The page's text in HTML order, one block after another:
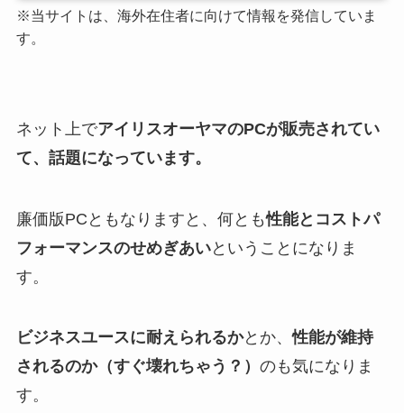
※当サイトは、海外在住者に向けて情報を発信していま
す。
ネット上でアイリスオーヤマのPCが販売されてい
て、話題になっています。
廉価版PC ともなりますと、何とも性能とコストパ
フォーマンスのせめぎあいということになりま
す。
ビジネスユースに耐えられるかとか、性能が維持
されるのか（すぐ壊れちゃう？） のも気になりま
す。